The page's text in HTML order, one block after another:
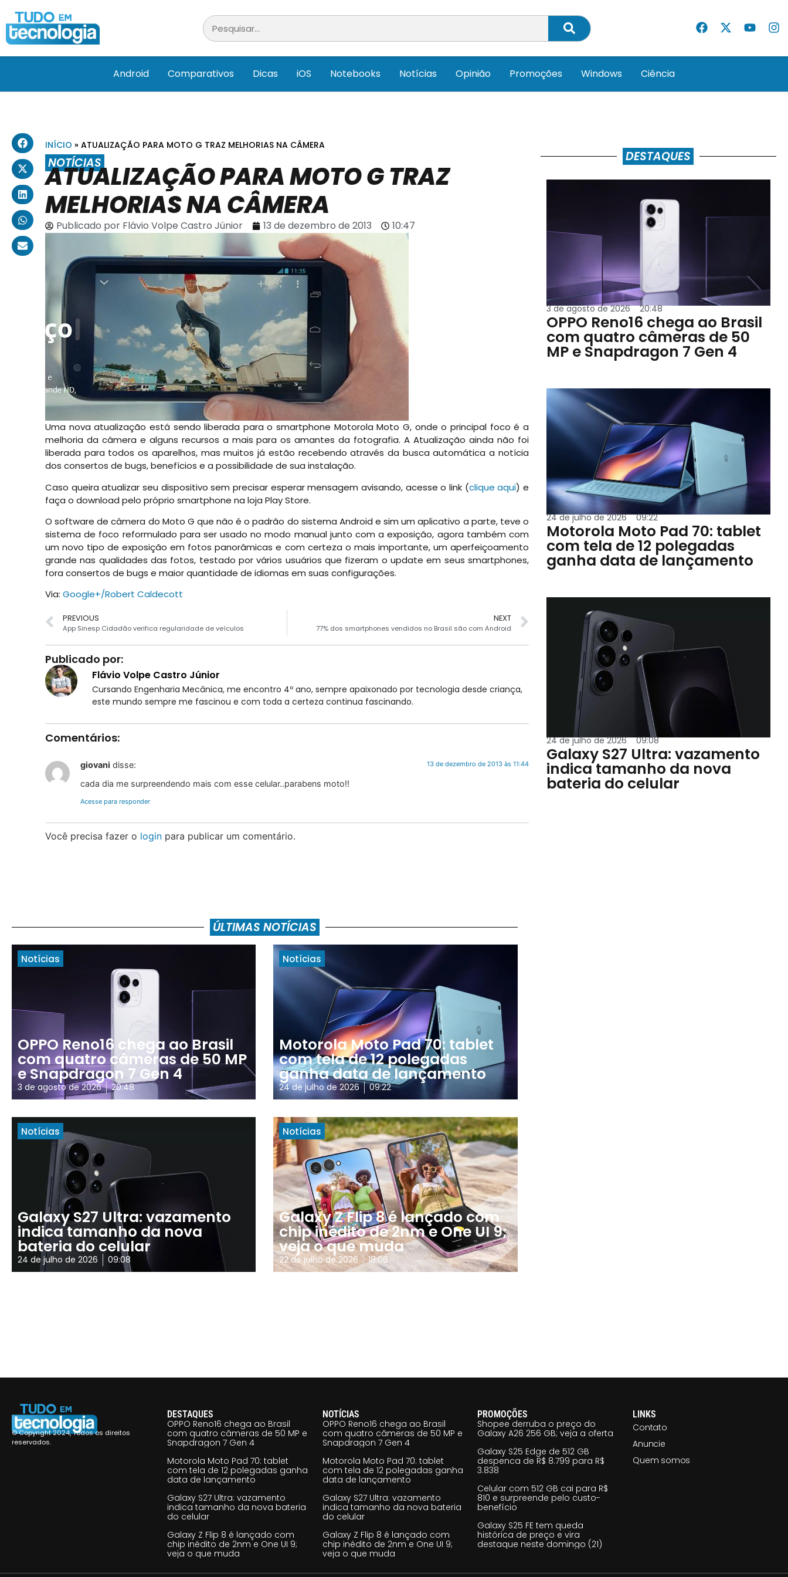
Android Comparativos Dicas iOS Notebooks Notícias Opinião Promoções Windows Ciência
INÍCIO » ATUALIZAÇÃO PARA MOTO G TRAZ MELHORIAS NA CÂMERA
NOTÍCIAS
ATUALIZAÇÃO PARA MOTO G TRAZ
MELHORIAS NA CÂMERA
Publicado porFlávio Volpe Castro Júnior 13 de dezembro de 2013 10:47
Uma nova atualização está sendo liberada para o smartphone Motorola Moto G, onde o principal foco é a
melhoria da câmera e alguns recursos a mais para os amantes da fotografia. A Atualização ainda não foi
liberada para todos os aparelhos, mas muitos já estão recebendo através da busca automática a notícia
dos consertos de bugs, benefícios e a possibilidade de sua instalação.
Caso queira atualizar seu dispositivo sem precisar esperar mensagem avisando, acesse o link (clique aqui) e
faça o download pelo próprio smartphone na loja Play Store.
O software de câmera do Moto G que não é o padrão do sistema Android e sim um aplicativo a parte, teve o
sistema de foco reformulado para ser usado no modo manual junto com a exposição, agora também com
um novo tipo de exposição em fotos panorâmicas e com certeza o mais importante, um aperfeiçoamento
grande nas qualidades das fotos, testado por vários usuários que fizeram o update em seus smartphones,
fora consertos de bugs e maior quantidade de idiomas em suas configurações.
Via: Google+/Robert Caldecott
PREVIOUS
App Sinesp Cidadão verifica regularidade de veículos
NEXT
77% dos smartphones vendidos no Brasil são com Android
Publicado por:
Flávio Volpe Castro Júnior
Cursando Engenharia Mecânica, me encontro 4º ano, sempre apaixonado por tecnologia desde criança,
este mundo sempre me fascinou e com toda a certeza continua fascinando.
Comentários:
giovani disse: 13 de dezembro de 2013 às 11:44
cada dia me surpreendendo mais com esse celular..parabens moto!!
Acesse para responder
Você precisa fazer o loginpara publicar um comentário.
DESTAQUES
3 de agosto de 2026 20:48
OPPO Reno16 chega ao Brasil
com quatro câmeras de 50
MP e Snapdragon 7 Gen 4
24 de julho de 2026 09:22
Motorola Moto Pad 70: tablet
com tela de 12 polegadas
ganha data de lançamento
24 de julho de 2026 09:08
Galaxy S27 Ultra: vazamento
indica tamanho da nova
bateria do celular
ÚLTIMAS NOTÍCIAS
Notícias
OPPO Reno16 chega ao Brasil
com quatro câmeras de 50 MP
e Snapdragon 7 Gen 4
3 de agosto de 2026 20:48
Notícias
Motorola Moto Pad 70: tablet
com tela de 12 polegadas
ganha data de lançamento
24 de julho de 2026 09:22
Notícias
Galaxy S27 Ultra: vazamento
indica tamanho da nova
bateria do celular
24 de julho de 2026 09:08
Notícias
Galaxy Z Flip 8 é lançado com
chip inédito de 2nm e One UI 9;
veja o que muda
22 de julho de 2026 18:06
© Copyright 2024, Todos os direitos
reservados.
DESTAQUES
OPPO Reno16 chega ao Brasil
com quatro câmeras de 50 MP e
Snapdragon 7 Gen 4
Motorola Moto Pad 70: tablet
com tela de 12 polegadas ganha
data de lançamento
Galaxy S27 Ultra: vazamento
indica tamanho da nova bateria
do celular
Galaxy Z Flip 8 é lançado com
chip inédito de 2nm e One UI 9;
veja o que muda
NOTÍCIAS
OPPO Reno16 chega ao Brasil
com quatro câmeras de 50 MP e
Snapdragon 7 Gen 4
Motorola Moto Pad 70: tablet
com tela de 12 polegadas ganha
data de lançamento
Galaxy S27 Ultra: vazamento
indica tamanho da nova bateria
do celular
Galaxy Z Flip 8 é lançado com
chip inédito de 2nm e One UI 9;
veja o que muda
PROMOÇÕES
Shopee derruba o preço do
Galaxy A26 256 GB; veja a oferta
Galaxy S25 Edge de 512 GB
despenca de R$ 8.799 para R$
3.838
Celular com 512 GB cai para R$
810 e surpreende pelo custo-
benefício
Galaxy S25 FE tem queda
histórica de preço e vira
destaque neste domingo (21)
LINKS
Contato
Anuncie
Quem somos